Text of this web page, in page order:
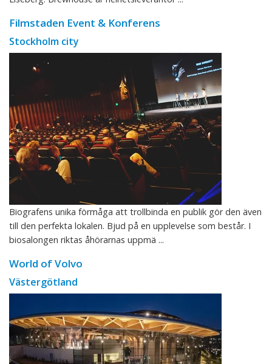
Filmstaden Event & Konferens
Stockholm city
Biografens unika förmåga att trollbinda en publik gör den även
till den perfekta lokalen. Bjud på en upplevelse som består. I
biosalongen riktas åhörarnas uppmä ...
World of Volvo
Västergötland